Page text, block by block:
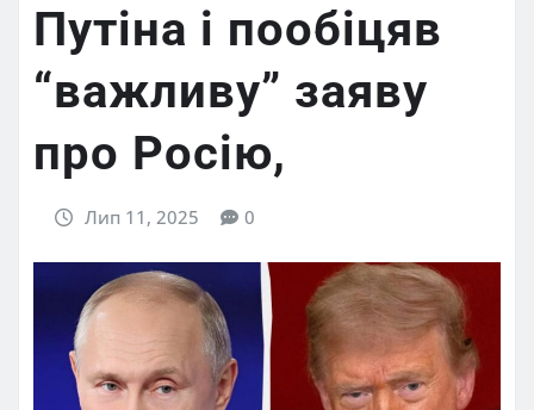
Путіна і пообіцяв
“важливу” заяву
про Росію,
Лип 11, 2025 0